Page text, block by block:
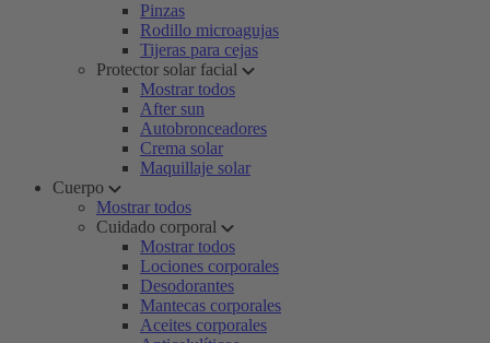
Pinzas
Rodillo microagujas
Tijeras para cejas
Protector solar facial
Mostrar todos
After sun
Autobronceadores
Crema solar
Maquillaje solar
Cuerpo
Mostrar todos
Cuidado corporal
Mostrar todos
Lociones corporales
Desodorantes
Mantecas corporales
Aceites corporales